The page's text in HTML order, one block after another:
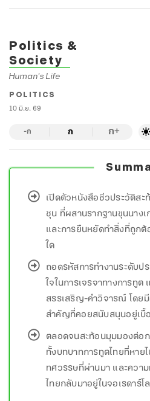
Politics &
Society
Human's Life
POLITICS
10 มิ.ย. 69
-ก ก ก+
เปิดตัวหนังสือชีวประวัติส
ชุน ที่ผสานรากฐานขุนนาง
และการยืนหยัดทำสิ่งที่ถูก
ใด
ถอดรหัสการทำงานระดับป
ใจในการเจรจาทางการทู
สรรเสริญ-คำวิจารณ์ โดย
สำคัญที่คอยสนับสนุนอยู่เบื้
ตลอดจนสะท้อนมุมมองต่อ
ทั้งบทบาทการทูตไทยที่หาย
ทศวรรษที่ผ่านมา และควา
ไทยกลับมาอยู่ในจอเรดาร์